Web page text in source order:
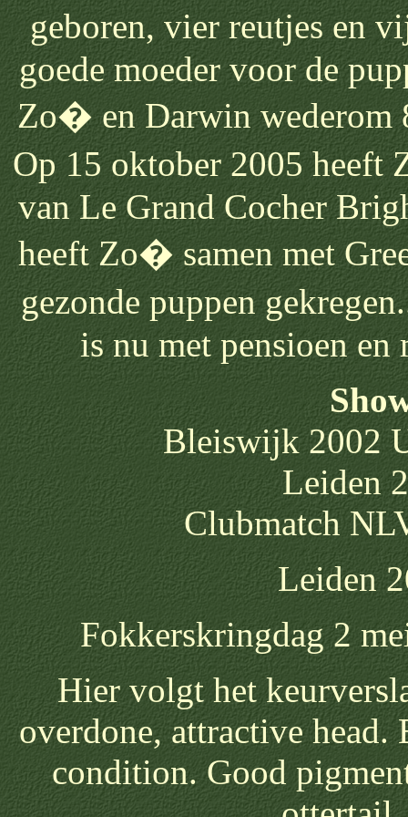
geboren, vier reutjes en
goede moeder voor de
Zo� en Darwin wederom
Op 15 oktober 2005 heeft
van Le Grand Cocher
heeft Zo� samen met
gezonde puppen
is nu met pensioen
Bleiswijk 2002
Leiden
Clubmatch
Leiden
Fokkerskringdag 2
Hier volgt het
overdone, attractive
condition. Good